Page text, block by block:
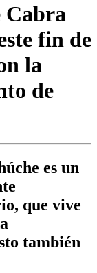
Cabra
fin de
la
de
es un
que vive
también